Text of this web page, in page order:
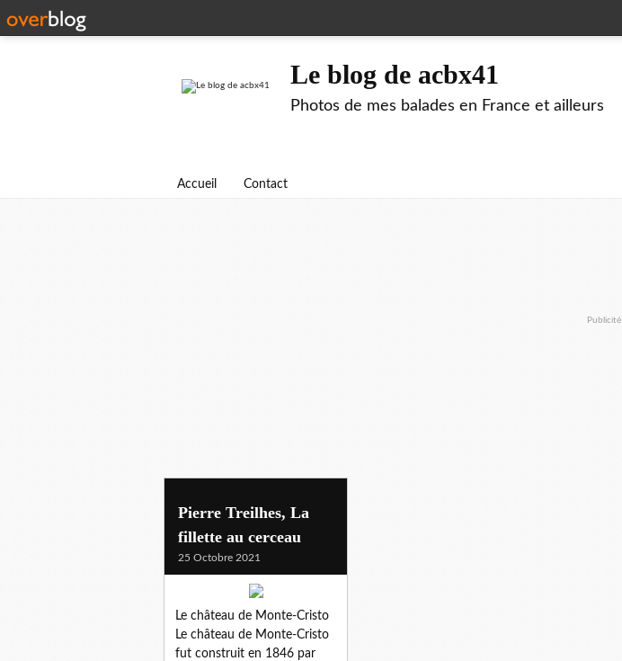
Le blog de acbx41
Photos de mes balades en France et ailleurs
Accueil Contact
Publicité
pierre treilhes,
Pierre Treilhes, La
fillette au cerceau
25 Octobre 2021
Le château de Monte-Cristo
Le château de Monte-Cristo
fut construit en 1846 par